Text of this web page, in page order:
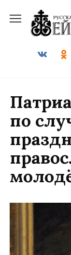
содержанию
по